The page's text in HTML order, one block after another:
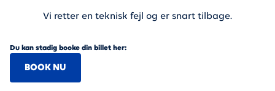
Vi retter en teknisk fejl og er snart tilbage.
Du kan stadig booke din billet her:
BOOK NU